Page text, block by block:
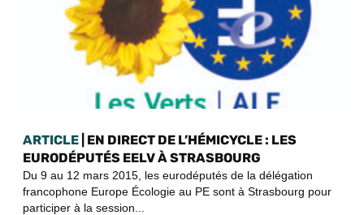
ARTICLE | EN DIRECT DE L’HÉMICYCLE : LES
EURODÉPUTÉS EELV À STRASBOURG
Du 9 au 12 mars 2015, les eurodéputés de la délégation
francophone Europe Écologie au PE sont à Strasbourg pour
participer à la session...